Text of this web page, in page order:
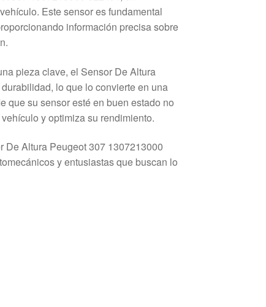
Este sensor es fundamental
información precisa sobre
pieza clave, el Sensor De Altura
lo que lo convierte en una
que su sensor esté en buen estado no
y optimiza su rendimiento.
De Altura Peugeot 307 1307213000
y entusiastas que buscan lo